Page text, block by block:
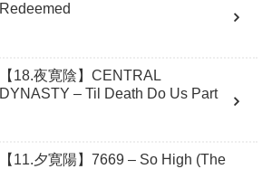
Redeemed
【18.夜寛陰】CENTRAL
DYNASTY – Til Death Do Us Part
【11.夕寛陽】7669 – So High (The